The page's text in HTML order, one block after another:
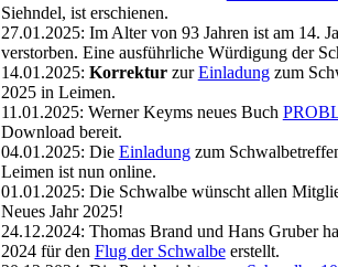
Siehndel, ist erschienen.
27.01.2025: Im Alter von 93 Jahren ist am 14.
verstorben. Eine ausführliche Würdigung der
14.01.2025: KorrekturzurEinladungzum
2025 in Leimen.
11.01.2025: Werner Keyms neues Buch
Download bereit.
04.01.2025: Die Einladungzum
Leimen ist nun online.
01.01.2025: Die Schwalbe wünscht allen
Neues Jahr 2025!
24.12.2024: Thomas Brand und Hans Gruber
2024 für den Flug der Schwalbeerstellt.